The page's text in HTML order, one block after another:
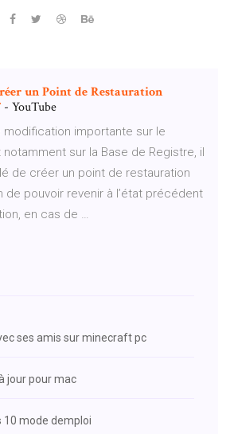
unPointdeRestauration
- YouTube
modification importante sur le
sur la Base de Registre, il
de créer un point de restauration
de pouvoir revenir à l’état précédent
en cas de …
ses amis sur minecraft pc
jour pour mac
10 mode demploi